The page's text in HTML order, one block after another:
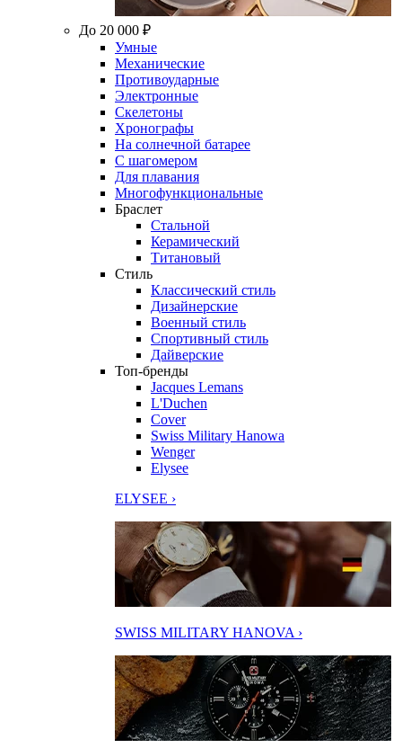
До 20 000 ₽
Умные
Механические
Противоударные
Электронные
Скелетоны
Хронографы
На солнечной батарее
С шагомером
Для плавания
Многофункциональные
Браслет
Стальной
Керамический
Титановый
Стиль
Классический стиль
Дизайнерские
Военный стиль
Спортивный стиль
Дайверские
Топ-бренды
Jacques Lemans
L'Duchen
Cover
Swiss Military Hanowa
Wenger
Elysee
ELYSEE ›
SWISS MILITARY HANOVA ›